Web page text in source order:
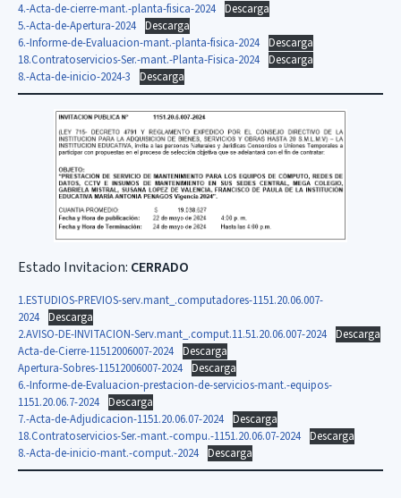
4.-Acta-de-cierre-mant.-planta-fisica-2024 Descarga
5.-Acta-de-Apertura-2024 Descarga
6.-Informe-de-Evaluacion-mant.-planta-fisica-2024 Descarga
18.Contratoservicios-Ser.-mant.-Planta-Fisica-2024 Descarga
8.-Acta-de-inicio-2024-3
Descarga
Estado Invitacion: CERRADO
1.ESTUDIOS-PREVIOS-serv.mant_.computadores-1151.20.06.007-
2024 Descarga
2.AVISO-DE-INVITACION-Serv.mant_.comput.11.51.20.06.007-2024 Descarga
Acta-de-Cierre-11512006007-2024 Descarga
Apertura-Sobres-11512006007-2024 Descarga
6.-Informe-de-Evaluacion-prestacion-de-servicios-mant.-equipos-
1151.20.06.7-2024 Descarga
7.-Acta-de-Adjudicacion-1151.20.06.07-2024 Descarga
18.Contratoservicios-Ser.-mant.-compu.-1151.20.06.07-2024 Descarga
8.-Acta-de-inicio-mant.-comput.-2024 Descarga